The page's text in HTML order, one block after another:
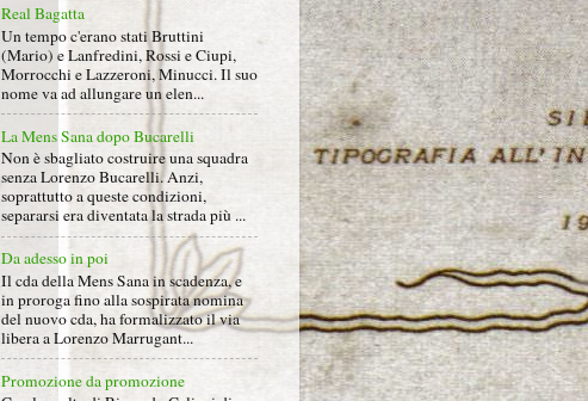
Real Bagatta
Un tempo c'erano stati Bruttini
(Mario) e Lanfredini, Rossi e Ciupi,
Morrocchi e Lazzeroni, Minucci. Il suo
nome va ad allungare un elen...
La Mens Sana dopo Bucarelli
Non è sbagliato costruire una squadra
senza Lorenzo Bucarelli. Anzi,
soprattutto a queste condizioni,
separarsi era diventata la strada più ...
Da adesso in poi
Il cda della Mens Sana in scadenza, e
in proroga fino alla sospirata nomina
del nuovo cda, ha formalizzato il via
libera a Lorenzo Marrugant...
Promozione da promozione